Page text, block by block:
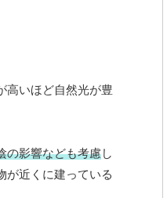
高いほど自然光が豊
の影響なども考慮し
が近くに建っている